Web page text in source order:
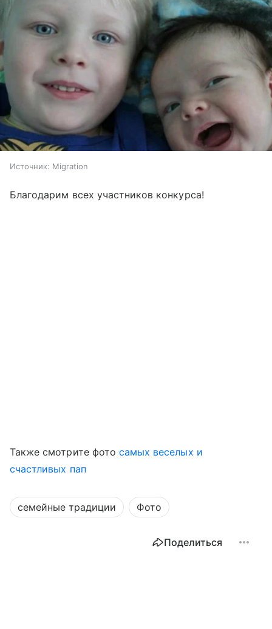
Источник: Migration
Благодарим всех участников конкурса!
Также смотрите фото самых веселых и
счастливых пап
семейные традиции Фото
Поделиться